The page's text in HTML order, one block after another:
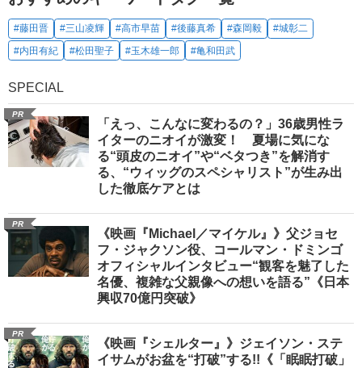
#藤田晋 #三山凌輝 #高市早苗 #後藤真希 #森岡毅
#城彰二
#内田有紀
#松田聖子 #玉木雄一郎 #亀和田武
SPECIAL
PR
「えっ、こんなに変わるの？」36歳男性ラ
イターのニオイが激変！ 夏場に気にな
る“頭皮のニオイ”や“ベタつき”を解消す
る、“ウィッグのスペシャリスト”が生み出
した徹底ケアとは
PR
《映画『Michael／マイケル』》父ジョセ
フ・ジャクソン役、コールマン・ドミンゴ
オフィシャルインタビュー“観客を魅了した
名優、複雑な父親像への想いを語る”《日本
興収70億円突破》
PR
《映画『シェルター』》ジェイソン・ステ
イサムがお盆を“打破”する!!《「眠眠打破」